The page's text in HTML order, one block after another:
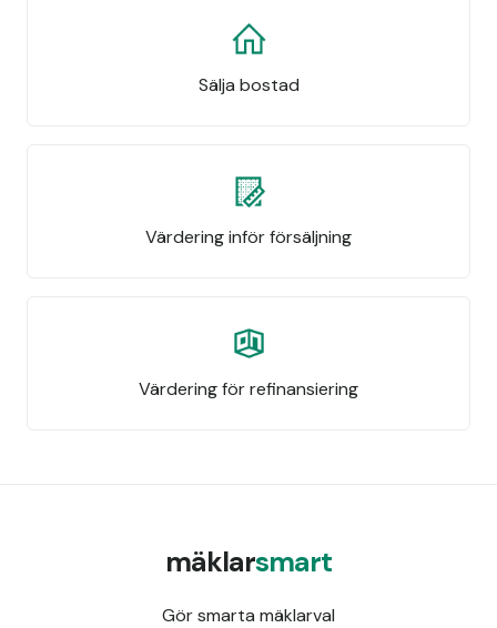
Sälja bostad
Värdering inför försäljning
Värdering för refinansiering
mäklarsmart
Gör smarta mäklarval